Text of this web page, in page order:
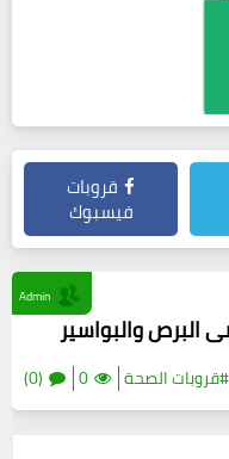
قروبات
فيسبوك
البرص والبواسير
#قروبات الصحة 0
(0)
Admin